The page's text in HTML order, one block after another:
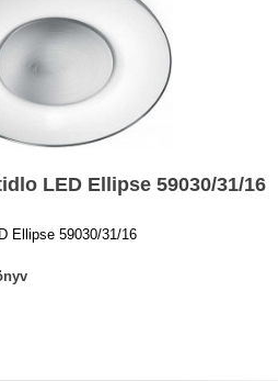
LED Ellipse 59030/31/16
Ellipse 59030/31/16